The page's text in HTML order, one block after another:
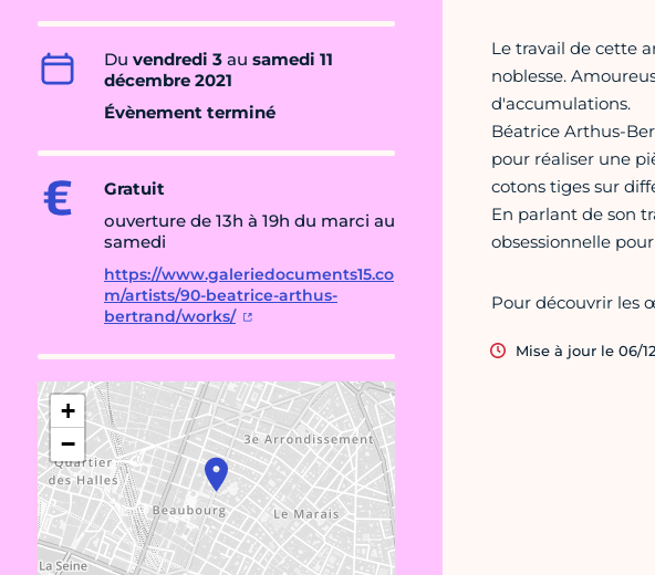
Du vendredi 3 au samedi 11
décembre 2021
Évènement terminé
Gratuit
ouverture de 13h à 19h du marci au
samedi
https://www.galeriedocuments15.co
m/artists/90-beatrice-arthus-
bertrand/works/
+
−
Le travail de cette
noblesse.
d'accumulations.
Béatrice Arthus-
pour réaliser une
cotons tiges sur
En parlant de son
obsessionnelle
Pour découvrir les
Mise à jour le 06/